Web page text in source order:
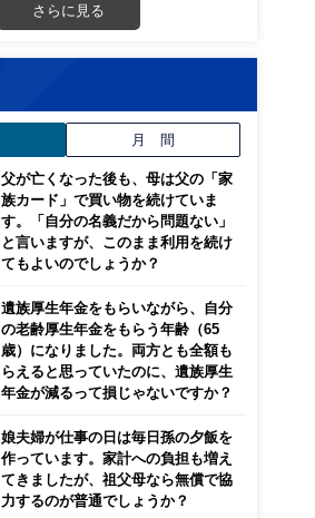
さらに見る
月 間
父が亡くなった後も、母は父の「家
族カード」で買い物を続けていま
す。「自分の名義だから問題ない」
と言いますが、このまま利用を続け
てもよいのでしょうか？
遺族厚生年金をもらいながら、自分
の老齢厚生年金をもらう年齢（65
歳）になりました。両方とも全額も
らえると思っていたのに、遺族厚生
年金が減るって損じゃないですか？
娘夫婦が仕事の日は毎日孫の夕飯を
作っています。家計への負担も増え
てきましたが、祖父母なら無償で協
力するのが普通でしょうか？